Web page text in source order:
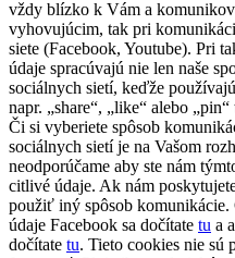
vždy blízko k Vám a
vyhovujúcim, tak pri
siete (Facebook, Youtube). Pri
údaje spracúvajú nie len naše
sociálnych sietí, keďže
napr. „share“, „like“ alebo
Či si vyberiete spôsob
sociálnych sietí je na Vašom
neodporúčame aby ste nám
citlivé údaje. Ak nám
použiť iný spôsob komunikácie.
údaje Facebook sa dočítate tu a
dočítate tu. Tieto cookies nie sú